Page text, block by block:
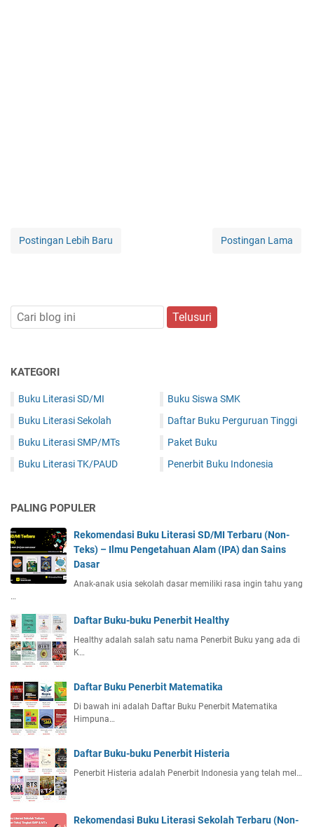
Postingan Lebih Baru Postingan Lama
KATEGORI
Buku Literasi SD/MI
Buku Literasi Sekolah
Buku Literasi SMP/MTs
Buku Literasi TK/PAUD
Buku Siswa SMK
Daftar Buku Perguruan Tinggi
Paket Buku
Penerbit Buku Indonesia
PALING POPULER
Rekomendasi Buku Literasi SD/MI Terbaru (Non-
Teks) – Ilmu Pengetahuan Alam (IPA) dan Sains
Dasar
Anak-anak usia sekolah dasar memiliki rasa ingin tahu yang
…
Daftar Buku-buku Penerbit Healthy
Healthy adalah salah satu nama Penerbit Buku yang ada di
K…
Daftar Buku Penerbit Matematika
Di bawah ini adalah Daftar Buku Penerbit Matematika
Himpuna…
Daftar Buku-buku Penerbit Histeria
Penerbit Histeria adalah Penerbit Indonesia yang telah mel…
Rekomendasi Buku Literasi Sekolah Terbaru (Non-